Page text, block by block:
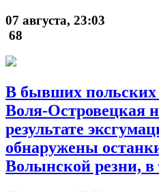
07 августа, 23:03
68
В бывших польских
Воля-Островецкая
результате
обнаружены
Волынской резни, в